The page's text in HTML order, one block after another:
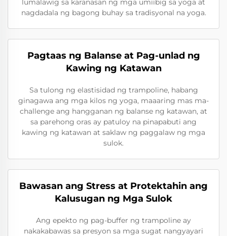
lumalawig sa karanasan ng mga umiibig sa yoga at
nagdadala ng bagong buhay sa tradisyonal na yoga.
Pagtaas ng Balanse at Pag-unlad ng
Kawing ng Katawan
Sa tulong ng elastisidad ng trampoline, habang
ginagawa ang mga kilos ng yoga, maaaring mas ma-
challenge ang hangganan ng balanse ng katawan, at
sa parehong oras ay patuloy na pinapabuti ang
kawing ng katawan at saklaw ng paggalaw ng mga
sulok.
Bawasan ang Stress at Protektahin ang
Kalusugan ng Mga Sulok
Ang epekto ng pag-buffer ng trampoline ay
nakakabawas sa presyon sa mga sugat nangyayari